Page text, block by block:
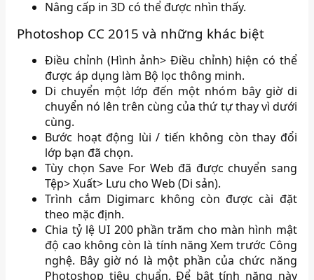
Nâng cấp in 3D có thể được nhìn thấy.
Photoshop CC 2015 và những khác biệt
Điều chỉnh (Hình ảnh> Điều chỉnh) hiện có thể
được áp dụng làm Bộ lọc thông minh.
Di chuyển một lớp đến một nhóm bây giờ di
chuyển nó lên trên cùng của thứ tự thay vì dưới
cùng.
Bước hoạt động lùi / tiến không còn thay đổi
lớp bạn đã chọn.
Tùy chọn Save For Web đã được chuyển sang
Tệp> Xuất> Lưu cho Web (Di sản).
Trình cắm Digimarc không còn được cài đặt
theo mặc định.
Chia tỷ lệ UI 200 phần trăm cho màn hình mật
độ cao không còn là tính năng Xem trước Công
nghệ. Bây giờ nó là một phần của chức năng
Photoshop tiêu chuẩn. Để bật tính năng này